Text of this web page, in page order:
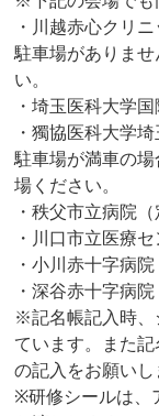
・川越赤心クリ
駐車場がありま
い。
・埼玉医科大学
・獨協医科大学
駐車場が満車の
場ください。
・秩父市立病院
・川口市立医療
・小川赤十字病
・深谷赤十字病
※記名帳記入時、
ています。また
の記入をお願いし
※研修シールは、